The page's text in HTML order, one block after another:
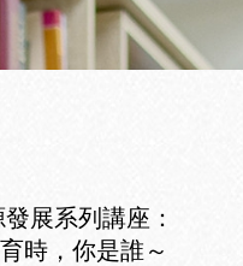
展系列講座：
時，你是誰～